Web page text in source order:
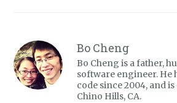
Bo Cheng
Bo Cheng is a father,
software engineer. He
code since 2004, and
Chino Hills, CA.